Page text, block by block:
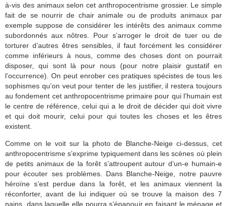
à-vis des animaux selon cet anthropocentrisme grossier. Le simple
fait de se nourrir de chair animale ou de produits animaux par
exemple suppose de considérer les intérêts des animaux comme
subordonnés aux nôtres. Pour s’arroger le droit de tuer ou de
torturer d’autres êtres sensibles, il faut forcément les considérer
comme inférieurs à nous, comme des choses dont on pourrait
disposer, qui sont là pour nous (pour notre plaisir gustatif en
l’occurrence). On peut enrober ces pratiques spécistes de tous les
sophismes qu’on veut pour tenter de les justifier, il restera toujours
au fondement cet anthropocentrisme primaire pour qui l’humain est
le centre de référence, celui qui a le droit de décider qui doit vivre
et qui doit mourir, celui pour qui toutes les choses et les êtres
existent.
Comme on le voit sur la photo de Blanche-Neige ci-dessus, cet
anthropocentrisme s’exprime typiquement dans les scènes où plein
de petits animaux de la forêt s’attroupent autour d’un-e humain-e
pour écouter ses problèmes. Dans Blanche-Neige, notre pauvre
héroïne s’est perdue dans la forêt, et les animaux viennent la
réconforter, avant de lui indiquer où se trouve la maison des 7
nains, dans laquelle elle pourra s’épanouir en faisant le ménage et